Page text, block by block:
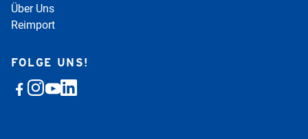
Über Uns
Reimport
FOLGE UNS!